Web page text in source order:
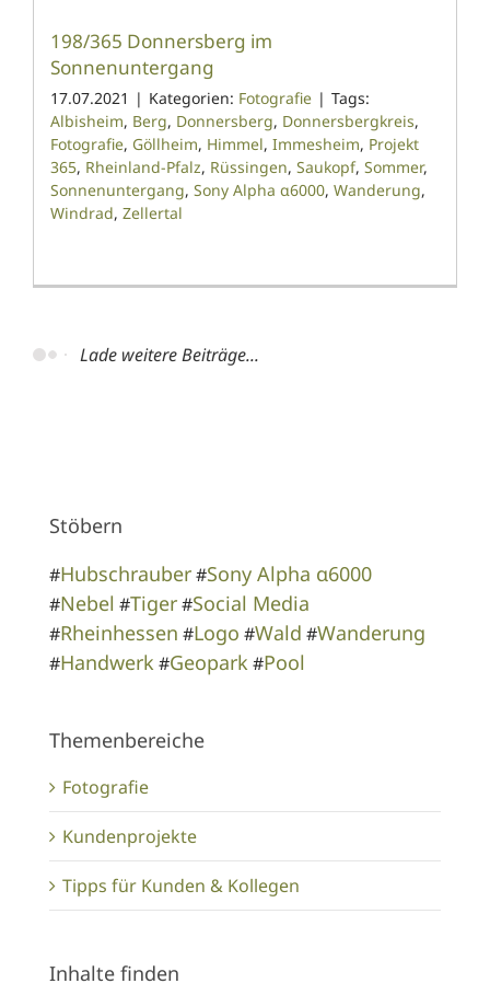
198/365 Donnersberg im
Sonnenuntergang
17.07.2021 | Kategorien: Fotografie | Tags:
Albisheim, Berg, Donnersberg, Donnersbergkreis,
Fotografie, Göllheim, Himmel, Immesheim, Projekt
365, Rheinland-Pfalz, Rüssingen, Saukopf, Sommer,
Sonnenuntergang, Sony Alpha α6000, Wanderung,
Windrad, Zellertal
Lade weitere Beiträge...
Stöbern
#Hubschrauber#Sony Alpha α6000
#Nebel #Tiger#Social Media
#Rheinhessen #Logo #Wald #Wanderung
#Handwerk#Geopark#Pool
Themenbereiche
Fotografie
Kundenprojekte
Tipps für Kunden & Kollegen
Inhalte finden